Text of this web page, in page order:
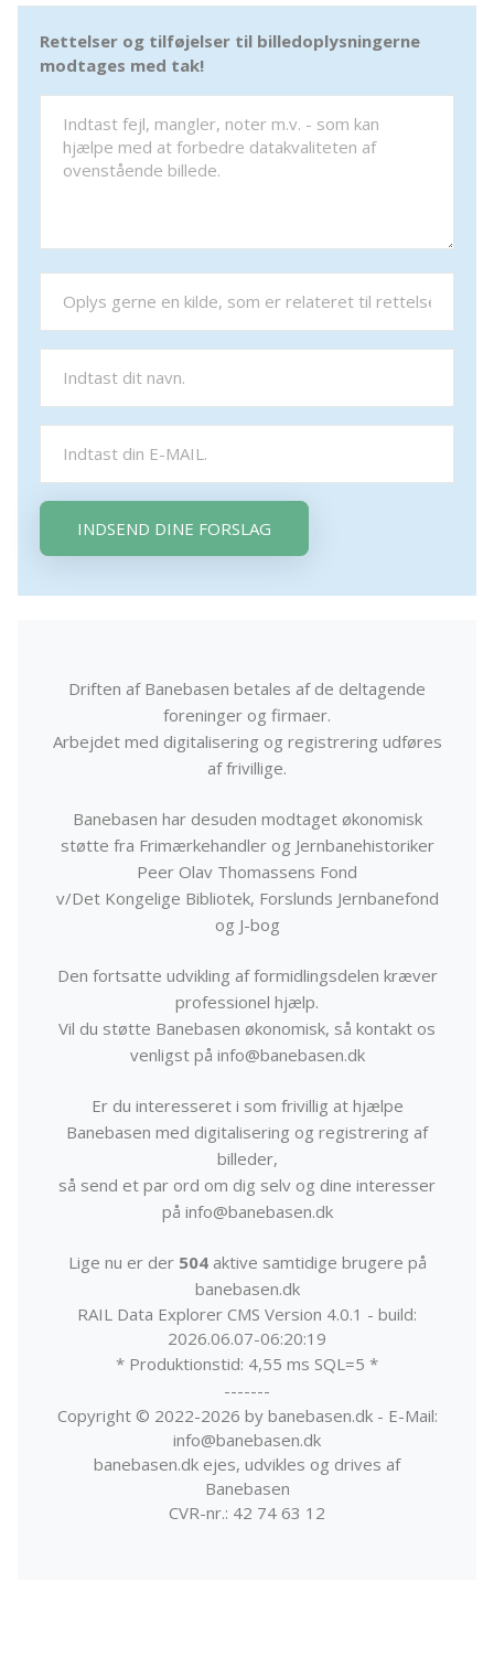
Rettelser og tilføjelser til billedoplysningerne
modtages med tak!
INDSEND DINE FORSLAG
Driften af Banebasen betales af de deltagende
foreninger og firmaer.
Arbejdet med digitalisering og registrering udføres
af frivillige.
Banebasen har desuden modtaget økonomisk
støtte fra Frimærkehandler og Jernbanehistoriker
Peer Olav Thomassens Fond
v/Det Kongelige Bibliotek, Forslunds Jernbanefond
og J-bog
Den fortsatte udvikling af formidlingsdelen kræver
professionel hjælp.
Vil du støtte Banebasen økonomisk, så kontakt os
venligst på info@banebasen.dk
Er du interesseret i som frivillig at hjælpe
Banebasen med digitalisering og registrering af
billeder,
så send et par ord om dig selv og dine interesser
på info@banebasen.dk
Lige nu er der 504aktive samtidige brugere på
banebasen.dk
RAIL Data Explorer CMS Version 4.0.1 - build:
2026.06.07-06:20:19
* Produktionstid: 4,55 ms SQL=5 *
-------
Copyright © 2022-2026 by banebasen.dk - E-Mail:
info@banebasen.dk
banebasen.dk ejes, udvikles og drives af
Banebasen
CVR-nr.: 42 74 63 12